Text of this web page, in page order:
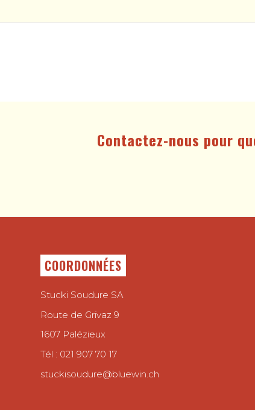
Contactez-nous pour
COORDONNÉES
Stucki Soudure SA
Route de Grivaz 9
1607 Palézieux
Tél : 021 907 70 17
stuckisoudure@bluewin.ch